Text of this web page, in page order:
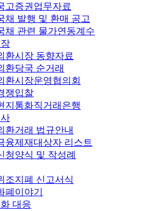
고증권업무자료
채 발행 및 환매 공고
채 관련 물가연동계수
환시장 동향자료
환당국 순거래
환시장운영협의회
쟁입찰
지통화직거래은행
환거래 법규안내
융제재대상자 리스트
청양식 및 작성례
조지폐 신고서식
폐이야기
대응